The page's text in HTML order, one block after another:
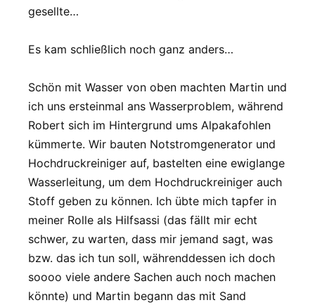
gesellte…
Es kam schließlich noch ganz anders…
Schön mit Wasser von oben machten Martin und
ich uns ersteinmal ans Wasserproblem, während
Robert sich im Hintergrund ums Alpakafohlen
kümmerte. Wir bauten Notstromgenerator und
Hochdruckreiniger auf, bastelten eine ewiglange
Wasserleitung, um dem Hochdruckreiniger auch
Stoff geben zu können. Ich übte mich tapfer in
meiner Rolle als Hilfsassi (das fällt mir echt
schwer, zu warten, dass mir jemand sagt, was
bzw. das ich tun soll, währenddessen ich doch
soooo viele andere Sachen auch noch machen
könnte) und Martin begann das mit Sand